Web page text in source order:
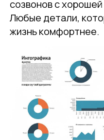
созвонов с
Любые детали,
жизнь комфортнее.